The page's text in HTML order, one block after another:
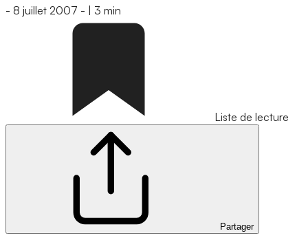
- 8 juillet 2007 - 3 min
Liste de lecture
Partager